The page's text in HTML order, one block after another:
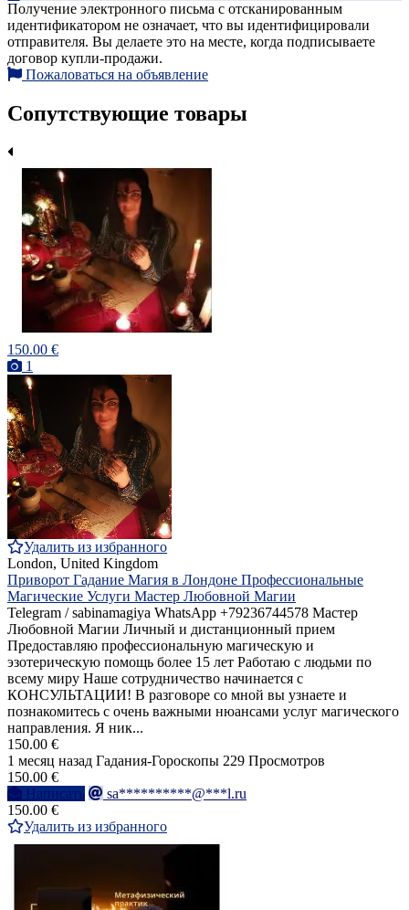
Получение электронного письма с отсканированным
идентификатором не означает, что вы идентифицировали
отправителя. Вы делаете это на месте, когда подписываете
договор купли-продажи.
Пожаловаться на объявление
Сопутствующие товары
150.00 €
1
Удалить из избранного
London, United Kingdom
Приворот Гадание Магия в Лондоне Профессиональные
Магические Услуги Мастер Любовной Магии
Telegram / sabinamagiya WhatsApp +79236744578 Мастер
Любовной Магии Личный и дистанционный прием
Предоставляю профессиональную магическую и
эзотерическую помощь более 15 лет Работаю с людьми по
всему миру Наше сотрудничество начинается с
КОНСУЛЬТАЦИИ! В разговоре со мной вы узнаете и
познакомитесь с очень важными нюансами услуг магического
направления. Я ник...
150.00 €
1 месяц назад Гадания-Гороскопы 229 Просмотров
150.00 €
Написать
sa**********@***l.ru
150.00 €
Удалить из избранного